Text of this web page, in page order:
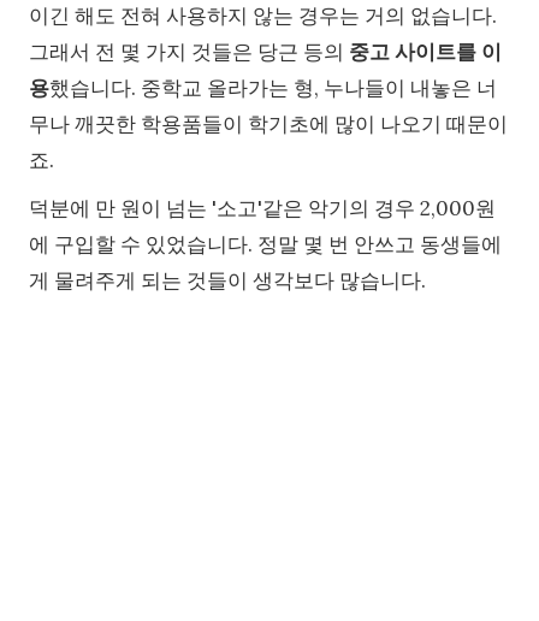
이긴 해도 전혀 사용하지 않는 경우는 거의 없습니다.
그래서 전 몇 가지 것들은 당근 등의 중고 사이트를 이
용했습니다. 중학교 올라가는 형, 누나들이 내놓은 너
무나 깨끗한 학용품들이 학기초에 많이 나오기 때문이
죠.
덕분에 만 원이 넘는 '소고'같은 악기의 경우 2,000원
에 구입할 수 있었습니다. 정말 몇 번 안쓰고 동생들에
게 물려주게 되는 것들이 생각보다 많습니다.